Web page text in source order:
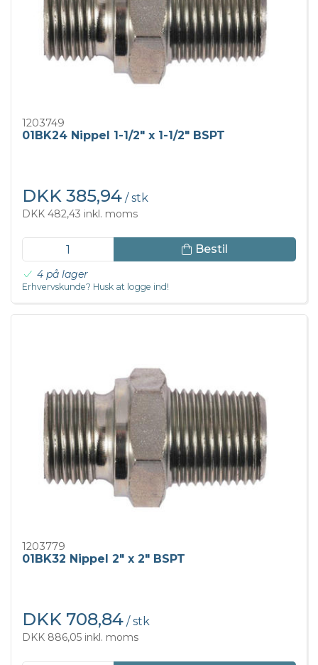
1203749
01BK24 Nippel 1-1/2" x 1-1/2" BSPT
DKK 385,94 / stk
DKK 482,43 inkl. moms
Bestil
4 på lager
Erhvervskunde? Husk at logge ind!
1203779
01BK32 Nippel 2" x 2" BSPT
DKK 708,84 / stk
DKK 886,05 inkl. moms